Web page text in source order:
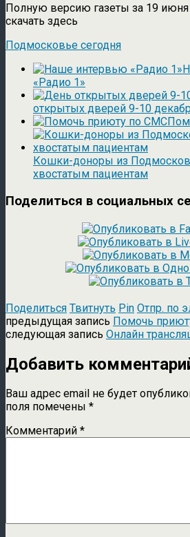
Полную версию газеты за 19
скачать здесь
Подмосковье сегодня
«Радио 1»
открытых дверей 9-10
Кошки-доноры из
хвостатым пациентам
Поделиться в социальных
Поделиться Твитнуть Pin Отпр. по
предыдущая запись Помочь
следующая запись Онлайн
Добавить
Ваш адрес email не будет
поля помечены *
Комментарий *